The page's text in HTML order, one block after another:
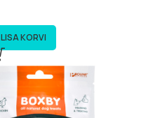
LISA KORVI